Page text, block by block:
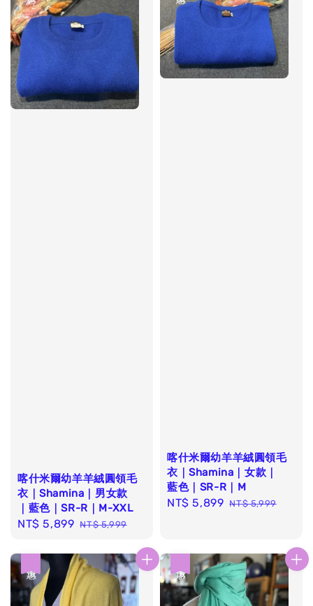
喀什米爾幼羊羊絨圓領毛
衣｜Shamina｜男女款
｜藍色｜SR-R｜M-XXL
Sale
NT$ 5,899 Regular
NT$ 5,999
喀什米爾幼羊羊絨圓領毛
衣｜Shamina｜女款｜
藍色｜SR-R｜M
Sale
NT$ 5,899 Regular
NT$ 5,999